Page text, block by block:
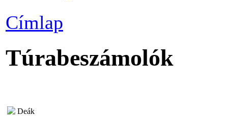
Címlap
Túrabeszámolók
Deák